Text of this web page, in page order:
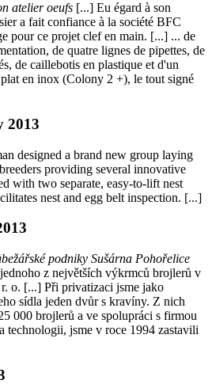
atelier oeufs [...] Eu égard à son
a fait confiance à la société BFC
pour ce projet clef en main. [...] ... de
de quatre lignes de pipettes, de
de caillebotis en plastique et d'un
en inox (Colony 2 +), le tout signé
2013
designed a brand new group laying
providing several innovative
with two separate, easy-to-lift nest
nest and egg belt inspection. [...]
podniky Sušárna Pohořelice
z největších výkrmců brojlerů v
o. [...] Při privatizaci jsme jako
sídla jeden dvůr s kravíny. Z nich
000 brojlerů a ve spolupráci s firmou
technologii, jsme v roce 1994 zastavili